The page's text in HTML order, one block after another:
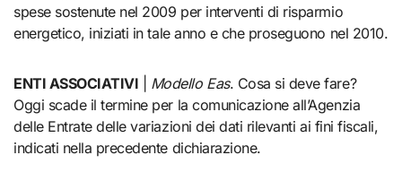
spese sostenute nel 2009 per interventi di risparmio
energetico, iniziati in tale anno e che proseguono nel 2010.
ENTI ASSOCIATIVI Modello Eas. Cosa si deve fare?
Oggi scade il termine per la comunicazione all’Agenzia
delle Entrate delle variazioni dei dati rilevanti ai fini fiscali,
indicati nella precedente dichiarazione.